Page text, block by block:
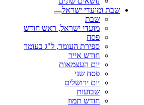
שבת ומועדי ישראל
שבת
מועדי ישראל, ראש חודש
פסח
ספירת העומר, ל"ג בעומר
חודש אייר
יום העצמאות
פסח שני
יום ירושלים
שבועות
חודש תמוז